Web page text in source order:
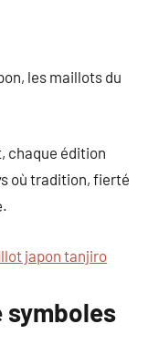
les maillots du
chaque édition
où tradition, fierté
japon tanjiro
symboles